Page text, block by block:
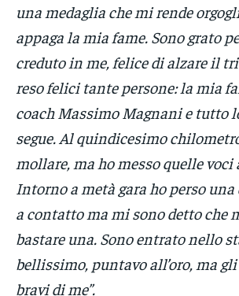
una medaglia che mi rende
appaga la mia fame. Sono grato
creduto in me, felice di alzare il
reso felici tante persone: la mia
coach Massimo Magnani e tutto
segue. Al quindicesimo
mollare, ma ho messo quelle voci
Intorno a metà gara ho perso
a contatto ma mi sono detto che
bastare una. Sono entrato nello
bellissimo, puntavo all’oro, ma
bravi di me”.